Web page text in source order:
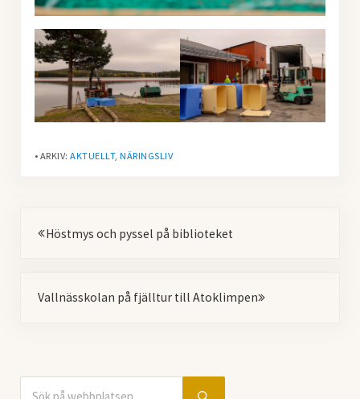
• ARKIV:AKTUELLT,NÄRINGSLIV
Höstmys och pyssel på biblioteket
Vallnässkolan på fjälltur till Atoklimpen
Sidebar